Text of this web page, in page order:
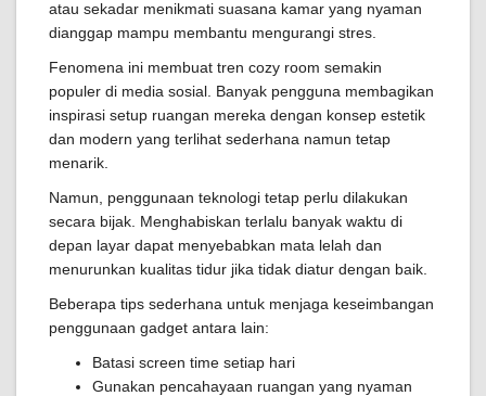
atau sekadar menikmati suasana kamar yang nyaman
dianggap mampu membantu mengurangi stres.
Fenomena ini membuat tren cozy room semakin
populer di media sosial. Banyak pengguna membagikan
inspirasi setup ruangan mereka dengan konsep estetik
dan modern yang terlihat sederhana namun tetap
menarik.
Namun, penggunaan teknologi tetap perlu dilakukan
secara bijak. Menghabiskan terlalu banyak waktu di
depan layar dapat menyebabkan mata lelah dan
menurunkan kualitas tidur jika tidak diatur dengan baik.
Beberapa tips sederhana untuk menjaga keseimbangan
penggunaan gadget antara lain:
Batasi screen time setiap hari
Gunakan pencahayaan ruangan yang nyaman